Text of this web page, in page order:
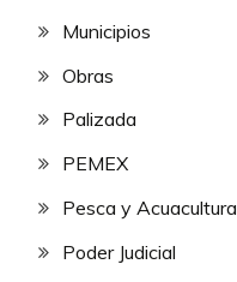
Municipios
Obras
Palizada
PEMEX
Pesca y Acuacultura
Poder Judicial